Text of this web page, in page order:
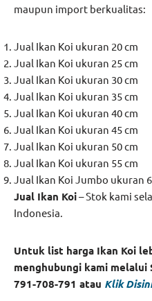
maupun import berkualitas:
Jual Ikan Koi ukuran 20 cm
Jual Ikan Koi ukuran 25 cm
Jual Ikan Koi ukuran 30 cm
Jual Ikan Koi ukuran 35 cm
Jual Ikan Koi ukuran 40 cm
Jual Ikan Koi ukuran 45 cm
Jual Ikan Koi ukuran 50 cm
Jual Ikan Koi ukuran 55 cm
Jual Ikan Koi Jumbo ukuran
Jual Ikan Koi– Stok kami
Indonesia.
Untuk list harga Ikan Koi
menghubungi kami melalui
791-708-791 atau Klik Disini